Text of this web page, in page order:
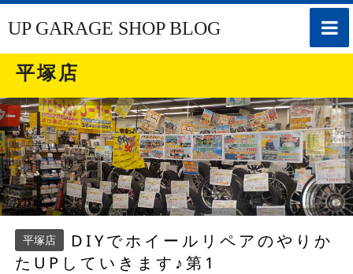
toggle
UP GARAGE SHOP BLOG
平塚店
平塚店
DIYでホイールリペアのやりか
たUPしていきます♪第1